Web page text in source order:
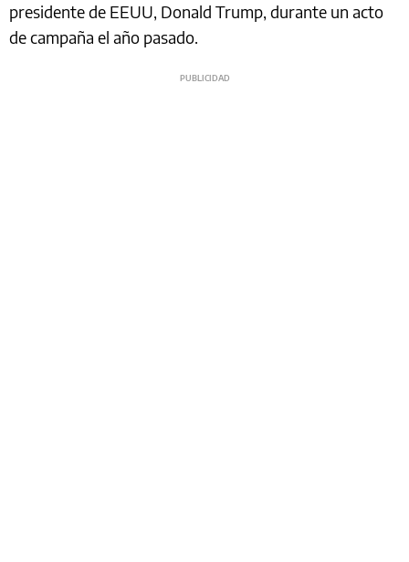
presidente de EEUU, Donald Trump, durante un acto
de campaña el año pasado.